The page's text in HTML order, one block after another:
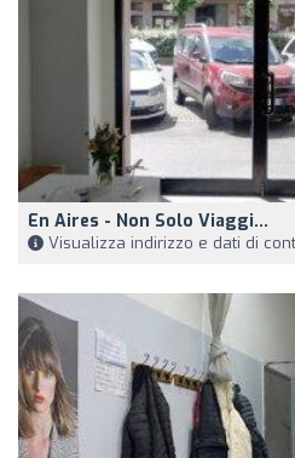
En Aires - Non Solo Viaggi...
Visualizza indirizzo e dati di